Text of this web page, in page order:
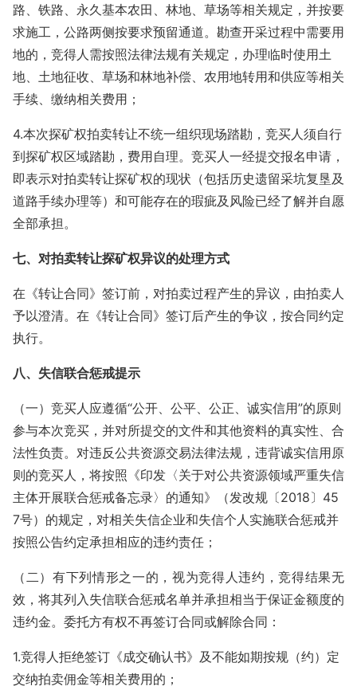
路、铁路、永久基本农田、林地、草场等相关规定，并按要
求施工，公路两侧按要求预留通道。勘查开采过程中需要用
地的，竞得人需按照法律法规有关规定，办理临时使用土
地、土地征收、草场和林地补偿、农用地转用和供应等相关
手续、缴纳相关费用；
4.本次探矿权拍卖转让不统一组织现场踏勘，竞买人须自行
到探矿权区域踏勘，费用自理。竞买人一经提交报名申请，
即表示对拍卖转让探矿权的现状（包括历史遗留采坑复垦及
道路手续办理等）和可能存在的瑕疵及风险已经了解并自愿
全部承担。
七、 对拍卖转让探矿权异议的处理方式
在《转让合同》签订前，对拍卖过程产生的异议，由拍卖人
予以澄清。在《转让合同》签订后产生的争议，按合同约定
执行。
八、失信联合惩戒提示
（一）竞买人应遵循“公开、公平、公正、诚实信用”的原则
参与本次竞买，并对所提交的文件和其他资料的真实性、合
法性负责。对违反公共资源交易法律法规，违背诚实信用原
则的竞买人，将按照《印发〈关于对公共资源领域严重失信
主体开展联合惩戒备忘录〉的通知》（发改规〔2018〕45
7号）的规定，对相关失信企业和失信个人实施联合惩戒并
按照公告约定承担相应的违约责任；
（二）有下列情形之一的，视为竞得人违约，竞得结果无
效，将其列入失信联合惩戒名单并承担相当于保证金额度的
违约金。委托方有权不再签订合同或解除合同：
1.竞得人拒绝签订《成交确认书》及不能如期按规（约）定
交纳拍卖佣金等相关费用的；